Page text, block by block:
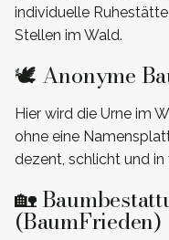
individuelle
Stellen im Wald.
🕊️ Anonyme
Hier wird die Urne im
ohne eine
dezent, schlicht und
🏡
(BaumFrieden)